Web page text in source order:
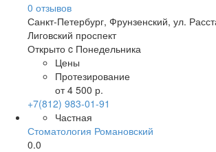
0 отзывов
Санкт-Петербург, Фрунзенский, ул.
Лиговский проспект
Открыто c Понедельника
Цены
Протезирование
от 4 500 р.
+7(812) 983-01-91
Частная
Стоматология Романовский
0.0